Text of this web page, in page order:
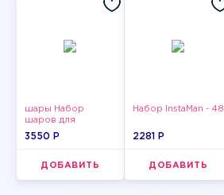
шары Набор
шаров для
девушки-3
3550 P
ДОБАВИТЬ
Набор InstaMan - 48
2281 P
ДОБАВИТЬ